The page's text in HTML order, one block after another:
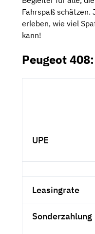
Fahrspaß schätzen.
erleben, wie viel
kann!
Peugeot
UPE
Leasingrate
Sonderzahlung